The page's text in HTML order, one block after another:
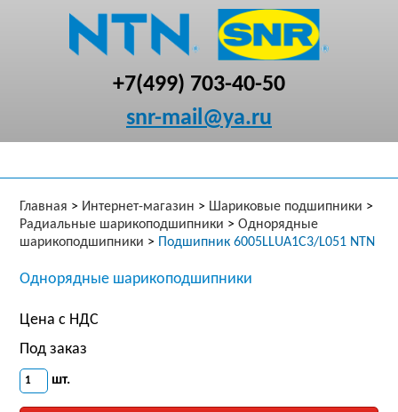
+7(499) 703-40-50
snr-mail@ya.ru
Главная > Интернет-магазин > Шариковые подшипники >
Радиальные шарикоподшипники > Однорядные
шарикоподшипники > Подшипник 6005LLUA1C3/L051 NTN
Однорядные шарикоподшипники
Цена с НДС
Под заказ
шт.